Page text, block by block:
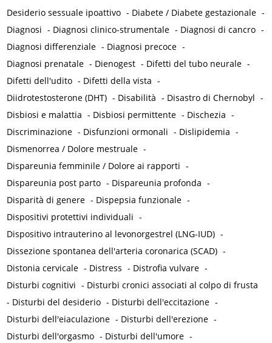
Desiderio sessuale ipoattivo - Diabete / Diabete gestazionale -
Diagnosi - Diagnosi clinico-strumentale - Diagnosi di cancro -
Diagnosi differenziale - Diagnosi precoce -
Diagnosi prenatale - Dienogest - Difetti del tubo neurale -
Difetti dell'udito - Difetti della vista -
Diidrotestosterone (DHT) - Disabilità - Disastro di Chernobyl -
Disbiosi e malattia - Disbiosi permittente - Dischezia -
Discriminazione - Disfunzioni ormonali - Dislipidemia -
Dismenorrea / Dolore mestruale -
Dispareunia femminile / Dolore ai rapporti -
Dispareunia post parto - Dispareunia profonda -
Disparità di genere - Dispepsia funzionale -
Dispositivi protettivi individuali -
Dispositivo intrauterino al levonorgestrel (LNG-IUD) -
Dissezione spontanea dell'arteria coronarica (SCAD) -
Distonia cervicale - Distress - Distrofia vulvare -
Disturbi cognitivi - Disturbi cronici associati al colpo di frusta
- Disturbi del desiderio - Disturbi dell'eccitazione -
Disturbi dell'eiaculazione - Disturbi dell'erezione -
Disturbi dell'orgasmo - Disturbi dell'umore -